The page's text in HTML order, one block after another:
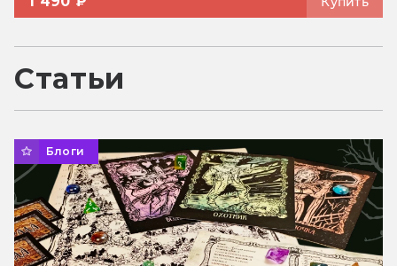
Статьи
Блоги